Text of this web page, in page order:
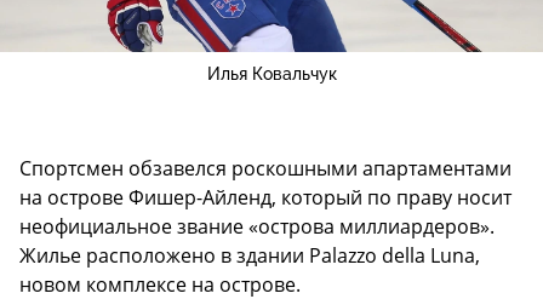
Илья Ковальчук
Спортсмен обзавелся роскошными апартаментами
на острове Фишер-Айленд, который по праву носит
неофициальное звание «острова миллиардеров».
Жилье расположено в здании Palazzo della Luna,
новом комплексе на острове.